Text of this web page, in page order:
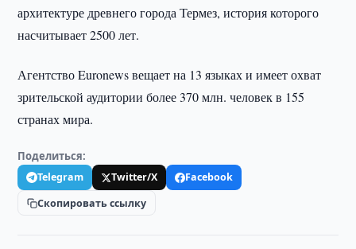
архитектуре древнего города Термез, история которого
насчитывает 2500 лет.
Агентство Euronews вещает на 13 языках и имеет охват
зрительской аудитории более 370 млн. человек в 155
странах мира.
Поделиться:
Telegram Twitter/X
Facebook
Скопировать ссылку